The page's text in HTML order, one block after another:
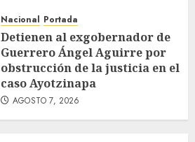
Nacional Portada
Detienen al exgobernador de
Guerrero Ángel Aguirre por
obstrucción de la justicia en el
caso Ayotzinapa
AGOSTO 7, 2026